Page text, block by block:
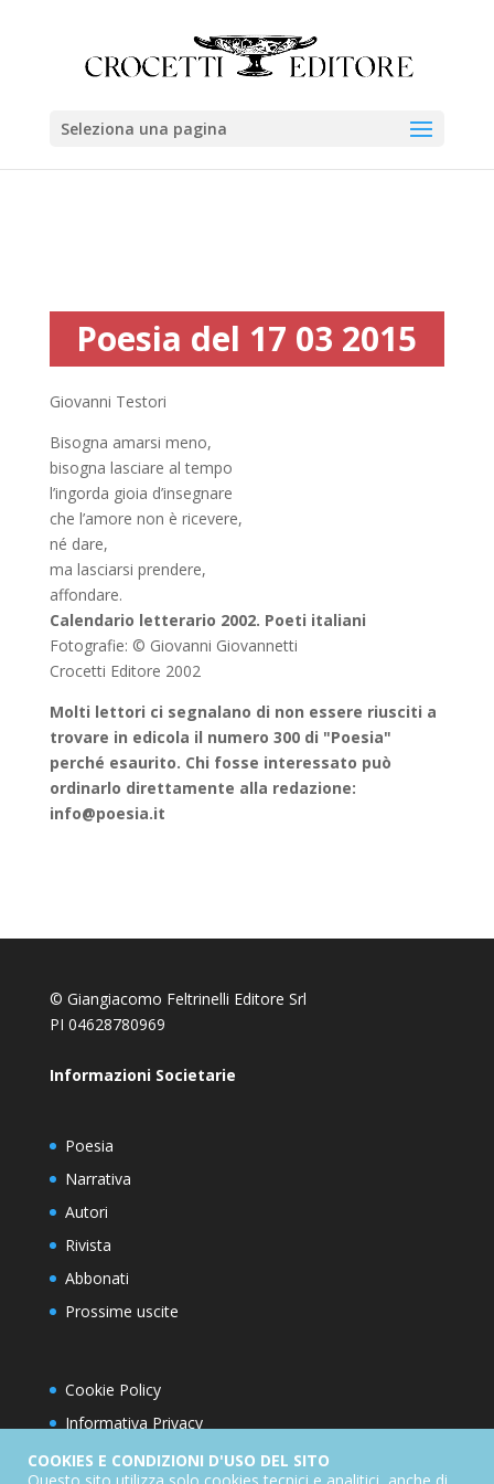
Seleziona una pagina
Poesia del 17 03 2015
Giovanni Testori
Bisogna amarsi meno,
bisogna lasciare al tempo
l’ingorda gioia d’insegnare
che l’amore non è ricevere,
né dare,
ma lasciarsi prendere,
affondare.
Calendario letterario 2002. Poeti italiani
Fotografie: © Giovanni Giovannetti
Crocetti Editore 2002
Molti lettori ci segnalano di non essere riusciti a
trovare in edicola il numero 300 di "Poesia"
perché esaurito. Chi fosse interessato può
ordinarlo direttamente alla redazione:
info@poesia.it
© Giangiacomo Feltrinelli Editore Srl
PI 04628780969
Informazioni Societarie
Poesia
Narrativa
Autori
Rivista
Abbonati
Prossime uscite
Cookie Policy
Informativa Privacy
Condizioni d’utilizzo del sito
COOKIES E CONDIZIONI D'USO DEL SITO